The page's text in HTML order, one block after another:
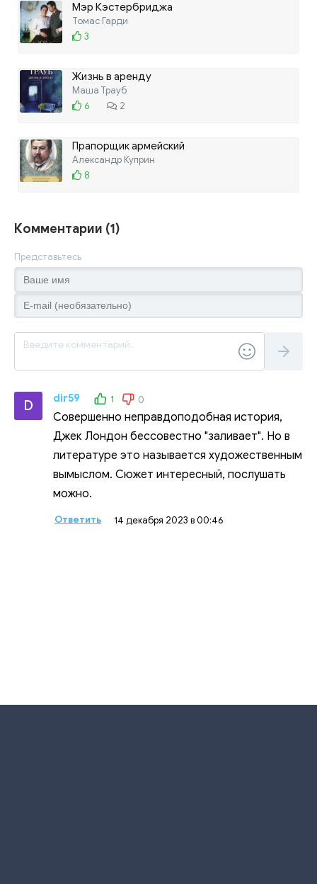
Мэр Кэстербриджа
Томас Гарди
3
Жизнь в аренду
Маша Трауб
6
2
Прапорщик армейский
Александр Куприн
8
Комментарии (1)
Представьтесь
D dir59 1 0
Совершенно неправдоподобная история,
Джек Лондон бессовестно "заливает". Но в
литературе это называется художественным
вымыслом. Сюжет интересный, послушать
можно.
Ответить 14 декабря 2023 в 00:46